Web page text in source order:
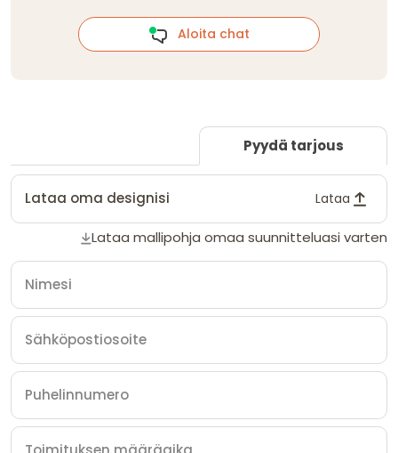
Aloita chat
Pyydä tarjous
Lataa oma designisi Lataa
Lataa mallipohja omaa suunnitteluasi varten